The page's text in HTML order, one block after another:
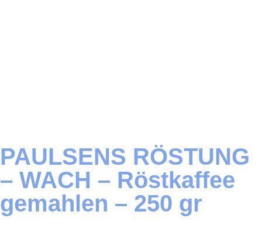
PAULSENS RÖSTUNG
– WACH – Röstkaffee
gemahlen – 250 gr